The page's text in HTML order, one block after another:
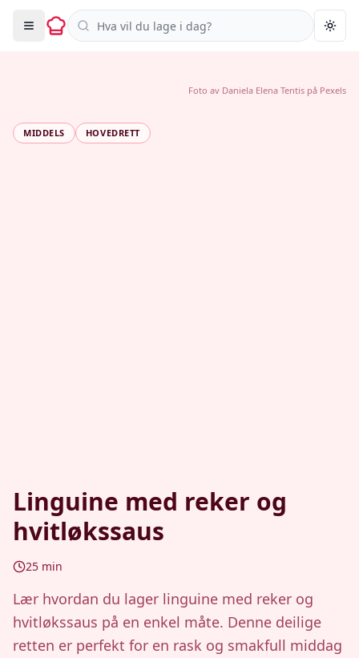
Søk i oppskrifter
MIDDELS HOVEDRETT
Linguine med reker og
hvitløkssaus
25 min
Lær hvordan du lager linguine med reker og
hvitløkssaus på en enkel måte. Denne deilige
retten er perfekt for en rask og smakfull middag
Foto av Daniela Elena Tentis på Pexels